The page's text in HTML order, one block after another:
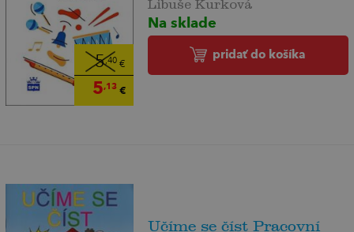
5,40€
5,13€
Na sklade
pridať do košíka
Učíme se číst Pracovní